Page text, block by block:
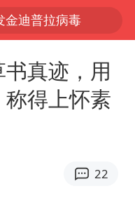
24小时不关空调 电费反而更低？
陕西柞水县突发泥石流致1死2失联
杭州一小区17楼玻璃幕墙爆裂
真迹，用
得上怀素
22